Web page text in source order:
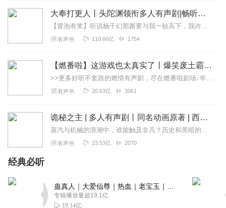
大奉打更人丨头陀渊领衔多人有声剧|畅听全集|王鹤棣、田曦薇主演影视剧原著|卖报小郎君
【冒泡有奖】听说杨千幻那厮要与我一较高下，我许七安要开始装叉了！快进入声音播放页戳下方输入框，冒个泡偷偷告诉我，我要用哪些诗词才能胜过他？说得好的，有赏！202...
有声书 110.66亿 1754
【燃番啦】这游戏也太真实了丨爆笑废土霸榜神作丨紫襟剧社制作
>>更多好听不套路的燃情有声剧，尽在燃番啦剧场↓年度重磅推荐本专辑为VIP免费专辑每天上午10点5集更新，订阅可以听到最新内容哦！每周抽一个专辑五星优质评论送...
有声书 20.63亿 3061
诡秘之主 | 多人有声剧丨同名动画原著 | 西幻克苏鲁 | 乌贼作品
蒸汽与机械的浪潮中，谁能触及非凡？历史和黑暗的迷雾里，又是谁在耳语？我从诡秘中醒来，睁眼看见这个世界：枪械，大炮，巨舰，飞空艇，差分机；魔药，占卜，诅咒，倒吊人...
有声书 23.53亿 2070
经典必听
专辑播放量超19.1亿
19.14亿